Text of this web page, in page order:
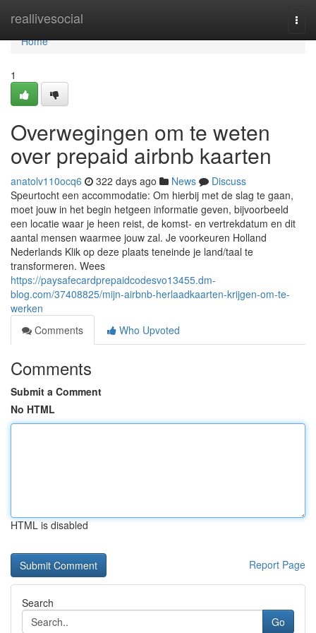
reallivesocial
Home
Home
1
Overwegingen om te weten
over prepaid airbnb kaarten
anatolv110ocq6 322 days ago News
Discuss
Speurtocht een accommodatie: Om hierbij met de slag te gaan,
moet jouw in het begin hetgeen informatie geven, bijvoorbeeld
een locatie waar je heen reist, de komst- en vertrekdatum en dit
aantal mensen waarmee jouw zal. Je voorkeuren Holland
Nederlands Klik op deze plaats teneinde je land/taal te
transformeren. Wees
https://paysafecardprepaidcodesvo13455.dm-
blog.com/37408825/mijn-airbnb-herlaadkaarten-krijgen-om-te-
werken
Comments
Who Upvoted
Comments
Submit a Comment
No HTML
HTML is disabled
Report Page
Search
Go